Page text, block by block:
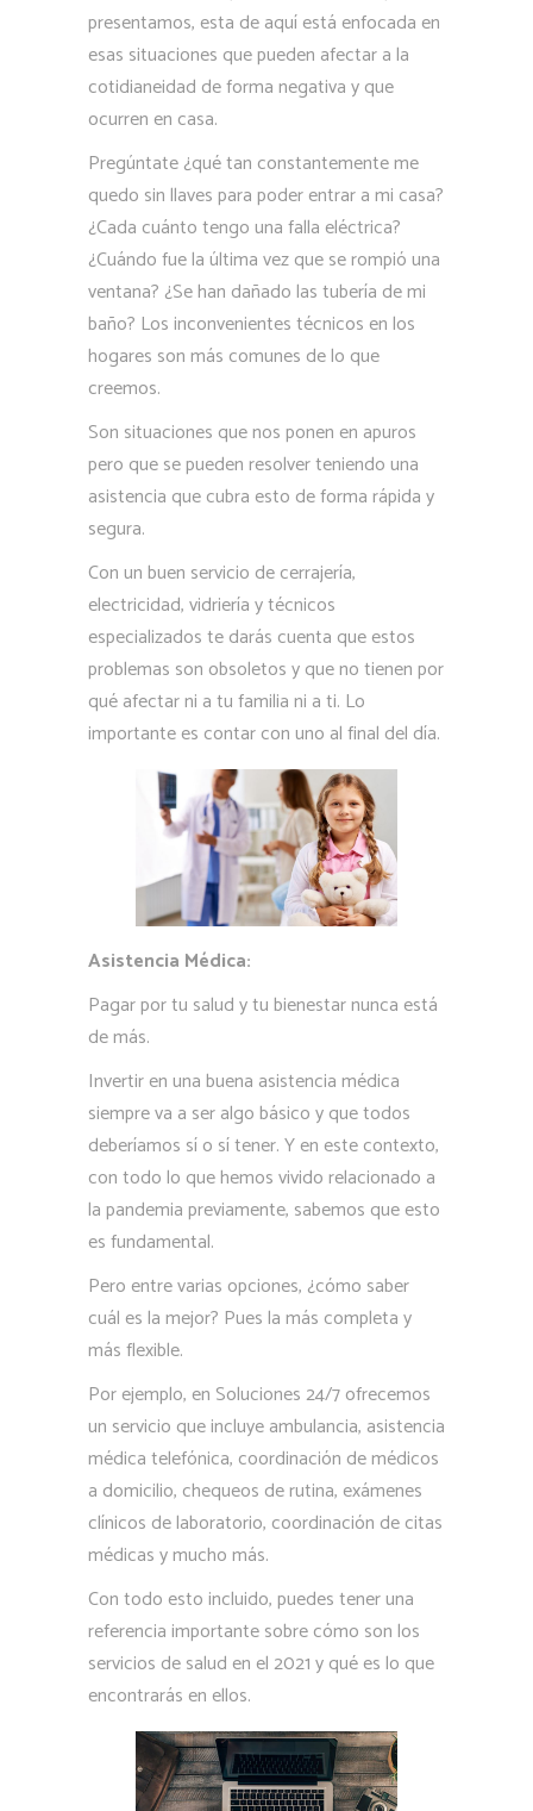
presentamos, esta de aquí está enfocada en
esas situaciones que pueden afectar a la
cotidianeidad de forma negativa y que
ocurren en casa.
Pregúntate ¿qué tan constantemente me
quedo sin llaves para poder entrar a mi casa?
¿Cada cuánto tengo una falla eléctrica?
¿Cuándo fue la última vez que se rompió una
ventana? ¿Se han dañado las tubería de mi
baño? Los inconvenientes técnicos en los
hogares son más comunes de lo que
creemos.
Son situaciones que nos ponen en apuros
pero que se pueden resolver teniendo una
asistencia que cubra esto de forma rápida y
segura.
Con un buen servicio de cerrajería,
electricidad, vidriería y técnicos
especializados te darás cuenta que estos
problemas son obsoletos y que no tienen por
qué afectar ni a tu familia ni a ti. Lo
importante es contar con uno al final del día.
Asistencia Médica:
Pagar por tu salud y tu bienestar nunca está
de más.
Invertir en una buena asistencia médica
siempre va a ser algo básico y que todos
deberíamos sí o sí tener. Y en este contexto,
con todo lo que hemos vivido relacionado a
la pandemia previamente, sabemos que esto
es fundamental.
Pero entre varias opciones, ¿cómo saber
cuál es la mejor? Pues la más completa y
más flexible.
Por ejemplo, en Soluciones 24/7 ofrecemos
un servicio que incluye ambulancia, asistencia
médica telefónica, coordinación de médicos
a domicilio, chequeos de rutina, exámenes
clínicos de laboratorio, coordinación de citas
médicas y mucho más.
Con todo esto incluido, puedes tener una
referencia importante sobre cómo son los
servicios de salud en el 2021 y qué es lo que
encontrarás en ellos.